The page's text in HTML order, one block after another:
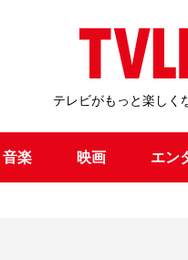
テレビがもっと楽しく
音楽 映画 エン